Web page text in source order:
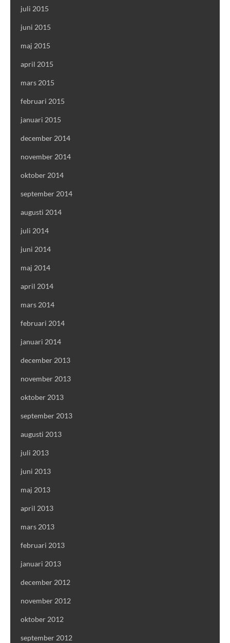
juli 2015
juni 2015
maj 2015
april 2015
mars 2015
februari 2015
januari 2015
december 2014
november 2014
oktober 2014
september 2014
augusti 2014
juli 2014
juni 2014
maj 2014
april 2014
mars 2014
februari 2014
januari 2014
december 2013
november 2013
oktober 2013
september 2013
augusti 2013
juli 2013
juni 2013
maj 2013
april 2013
mars 2013
februari 2013
januari 2013
december 2012
november 2012
oktober 2012
september 2012